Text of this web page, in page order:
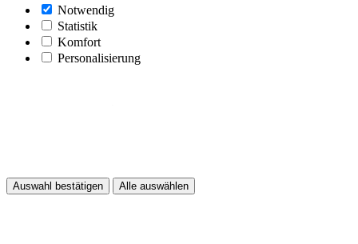
Notwendig
Statistik
Komfort
Personalisierung
Auswahl bestätigen Alle auswählen